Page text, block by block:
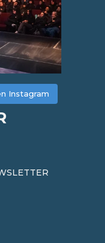
Instagram